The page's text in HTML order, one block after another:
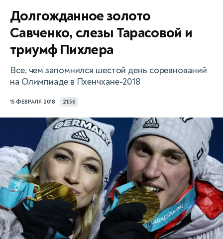
Долгожданное золото
Савченко, слезы Тарасовой и
триумф Пихлера
Все, чем запомнился шестой день соревнований
на Олимпиаде в Пхенчхане-2018
15 ФЕВРАЛЯ 2018 21:56